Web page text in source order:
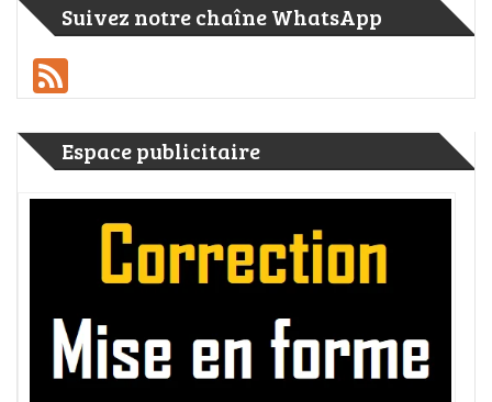
Suivez notre chaîne WhatsApp
Espace publicitaire